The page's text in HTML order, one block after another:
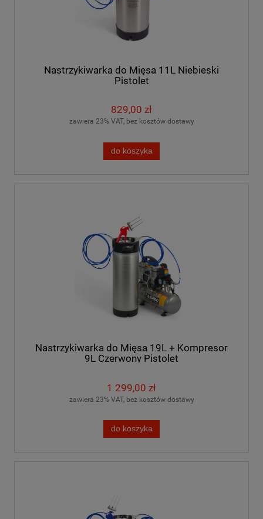
Nastrzykiwarka do Mięsa 11L Niebieski
Pistolet
829,00 zł
zawiera 23% VAT, bez kosztów dostawy
do koszyka
Nastrzykiwarka do Mięsa 19L + Kompresor
9L Czerwony Pistolet
1 299,00 zł
zawiera 23% VAT, bez kosztów dostawy
do koszyka